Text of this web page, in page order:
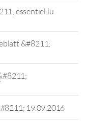
essentiel.lu
&#8211;
19.09.2016